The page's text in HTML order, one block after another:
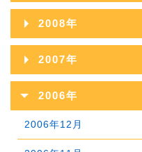
2018年01月
2017年02月
2017年01月
2016年03月
2016年02月
2016年01月
2015年05月
2015年03月
2015年02月
2015年01月
2014年06月
2014年05月
2014年03月
2014年02月
2013年07月
2013年06月
2013年05月
2012年08月
2012年07月
2012年06月
2012年05月
2012年04月
2011年09月
2011年08月
2011年07月
2011年06月
2011年05月
2010年11月
2010年10月
2010年09月
2010年08月
2010年07月
2009年12月
2009年11月
2009年10月
2009年09月
2009年08月
2008年
2008年12月
2008年11月
2008年10月
2008年09月
2007年
2007年12月
2006年
2006年12月